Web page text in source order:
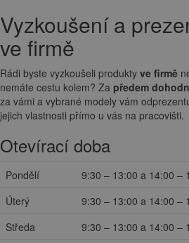
Vyzkoušení a
ve firmě
Rádi byste vyzkoušeli produkty ve firmě
nemáte cestu kolem? Za předem
za vámi a vybrané modely vám
jejich vlastnosti přímo u vás na pracovišti.
Otevírací doba
Pondělí
9:30 – 13:00 a 14:00 –
Úterý
9:30 – 13:00 a 14:00 –
Středa
9:30 – 13:00 a 14:00 –